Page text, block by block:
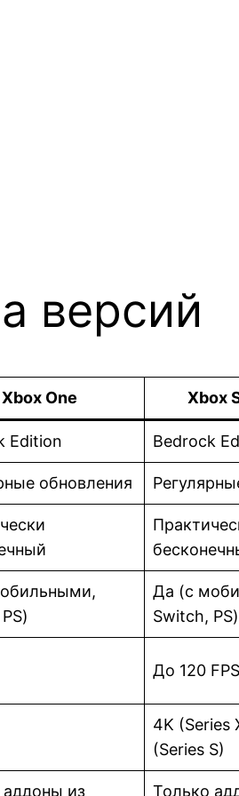
версий
Xbox One Xbox
Edition Bedrock
обновления
Да (с
Switch, PS)
До 120 FPS
4K (Series
(Series S)
из Только